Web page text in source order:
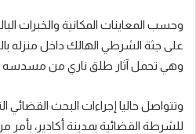
وحسب المعاينات المكانية والخبرات
على جثة الشرطي الهالك داخل منزله
وهي تحمل آثار طلق ناري من مسدسه
وتتواصل حاليا إجراءات البحث القضائي
للشرطة القضائية بمدينة أكادير، بأمر